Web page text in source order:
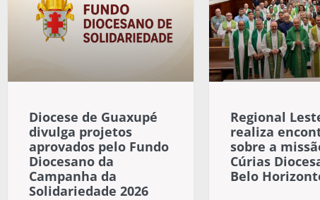
Diocese de Guaxupé
divulga projetos
aprovados pelo Fundo
Diocesano da
Campanha da
Solidariedade 2026
Regional
realiza
sobre a
Cúrias
Belo